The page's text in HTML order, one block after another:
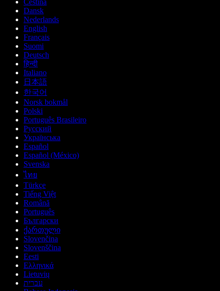
Čeština
Dansk
Nederlands
English
Français
Suomi
Deutsch
हिन्दी
Italiano
日本語
한국어
Norsk bokmål
Polski
Português Brasileiro
Русский
Українська
Español
Español (México)
Svenska
ไทย
Türkçe
Tiếng Việt
Română
Português
Български
ქართული
Slovenčina
Slovenščina
Eesti
Ελληνικά
Lietuvių
עברית